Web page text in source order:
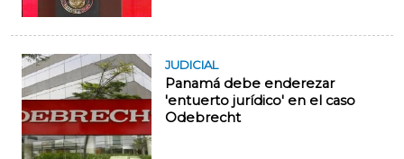
JUDICIAL
Panamá debe enderezar
'entuerto jurídico' en el caso
Odebrecht